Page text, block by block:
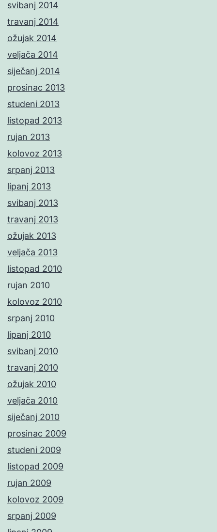
svibanj 2014
travanj 2014
ožujak 2014
veljača 2014
siječanj 2014
prosinac 2013
studeni 2013
listopad 2013
rujan 2013
kolovoz 2013
srpanj 2013
lipanj 2013
svibanj 2013
travanj 2013
ožujak 2013
veljača 2013
listopad 2010
rujan 2010
kolovoz 2010
srpanj 2010
lipanj 2010
svibanj 2010
travanj 2010
ožujak 2010
veljača 2010
siječanj 2010
prosinac 2009
studeni 2009
listopad 2009
rujan 2009
kolovoz 2009
srpanj 2009